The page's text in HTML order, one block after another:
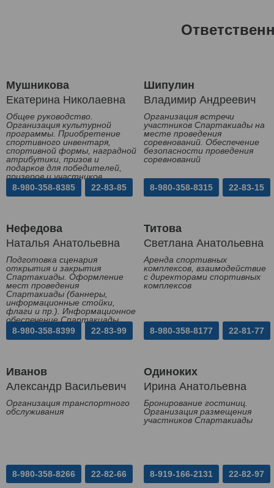
Мушникова
Екатерина Николаевна
Общее руководство.
Организация культурной
программы. Приобретение
спортивного инвентаря,
спортивной формы, наградной
атрибутики, призов и
подарков для победителей,
призеров и участников
Спартакиады
8-980-358-8385 22-83-85
Шипулин
Владимир Андреевич
Организация встречи
участников Спартакиады на
месте проведения
соревнований. Обеспечение
безопасности проведения
соревнований
8-980-358-8315 22-83-15
Нефедова
Наталья Анатольевна
Подготовка сценария
открытия и закрытия
Спартакиады. Оформление
мест проведения
Спартакиады (баннеры,
информационные стойки,
флаги и пр.). Информационное
обеспечение Спартакиады
8-980-358-8399
22-83-99
Титова
Светлана Анатольевна
Аренда спортивных
комплексов, взаимодействие
с директорами спортивных
комплексов
8-980-358-8177 22-81-77
Иванов
Александр Васильевич
Организация транспортного
обслуживания
8-980-358-8266 22-82-66
Одиноких
Ирина Анатольевна
Бронирование гостиниц.
Организация размещения
участников Спартакиады
8-919-166-2131 22-82-97